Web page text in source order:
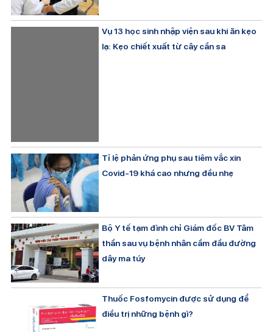
Vụ 13 học sinh nhập viện sau khi ăn kẹo
lạ: Kẹo chiết xuất từ cây cần sa
Tỉ lệ phản ứng phụ sau tiêm vắc xin
Covid-19 khá cao nhưng đều nhẹ
Bộ Y tế tạm đình chỉ Giám đốc BV Tâm
thần sau vụ bệnh nhân cầm đầu đường
dây ma túy
Thuốc Fosfomycin được sử dụng để
điều trị những bệnh gì?